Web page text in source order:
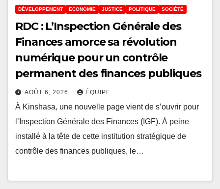
DÉVELOPPEMENT ECONOMIE JUSTICE POLITIQUE SOCIÉTÉ
RDC : L’Inspection Générale des
Finances amorce sa révolution
numérique pour un contrôle
permanent des finances publiques
AOÛT 6, 2026 ÉQUIPE
À Kinshasa, une nouvelle page vient de s’ouvrir pour
l’Inspection Générale des Finances (IGF). À peine
installé à la tête de cette institution stratégique de
contrôle des finances publiques, le…